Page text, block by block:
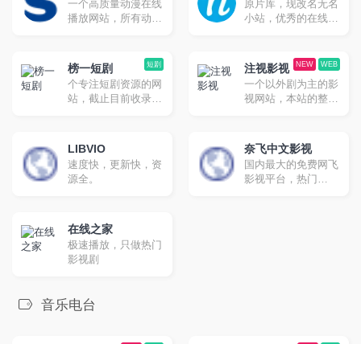
一个高质量动漫在线
播放网站，所有动漫
友。
原片库，现改名无名
小站，优秀的在线播
btnull.org ，btnull.to
。中国大陆：
btnull.nu，
btnull.in。邮箱：
短剧
榜一短剧
个专注短剧资源的网
站，截止目前收录了
剧、快手短剧以及其
他平台的自制短剧，
这里基本都有收录。
WEB
NEW
注视影视
一个以外剧为主的影
视网站，本站的整体
LIBVIO
速度快，更新快，资
源全。
奈飞中文影视
国内最大的免费网飞
影视平台，热门
在线之家
极速播放，只做热门
影视剧
音乐电台